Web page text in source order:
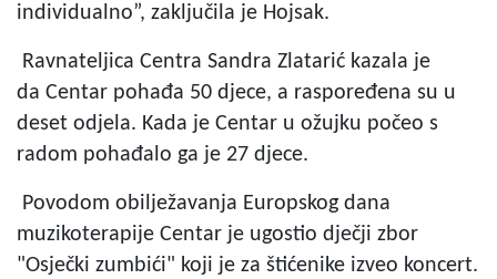
individualno”, zaključila je Hojsak.
Ravnateljica Centra Sandra Zlatarić kazala je
da Centar pohađa 50 djece, a raspoređena su u
deset odjela. Kada je Centar u ožujku počeo s
radom pohađalo ga je 27 djece.
Povodom obilježavanja Europskog dana
muzikoterapije Centar je ugostio dječji zbor
"Osječki zumbići" koji je za štićenike izveo koncert.